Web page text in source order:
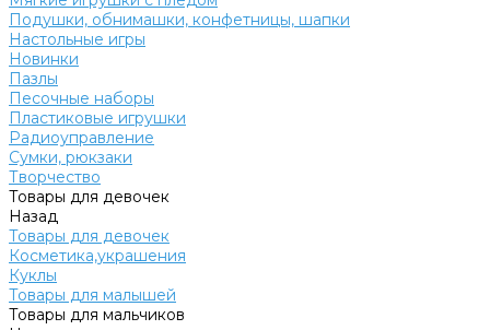
Подушки, обнимашки, конфетницы, шапки
Настольные игры
Новинки
Пазлы
Песочные наборы
Пластиковые игрушки
Радиоуправление
Сумки, рюкзаки
Творчество
Товары для девочек
Назад
Товары для девочек
Косметика,украшения
Куклы
Товары для малышей
Товары для мальчиков